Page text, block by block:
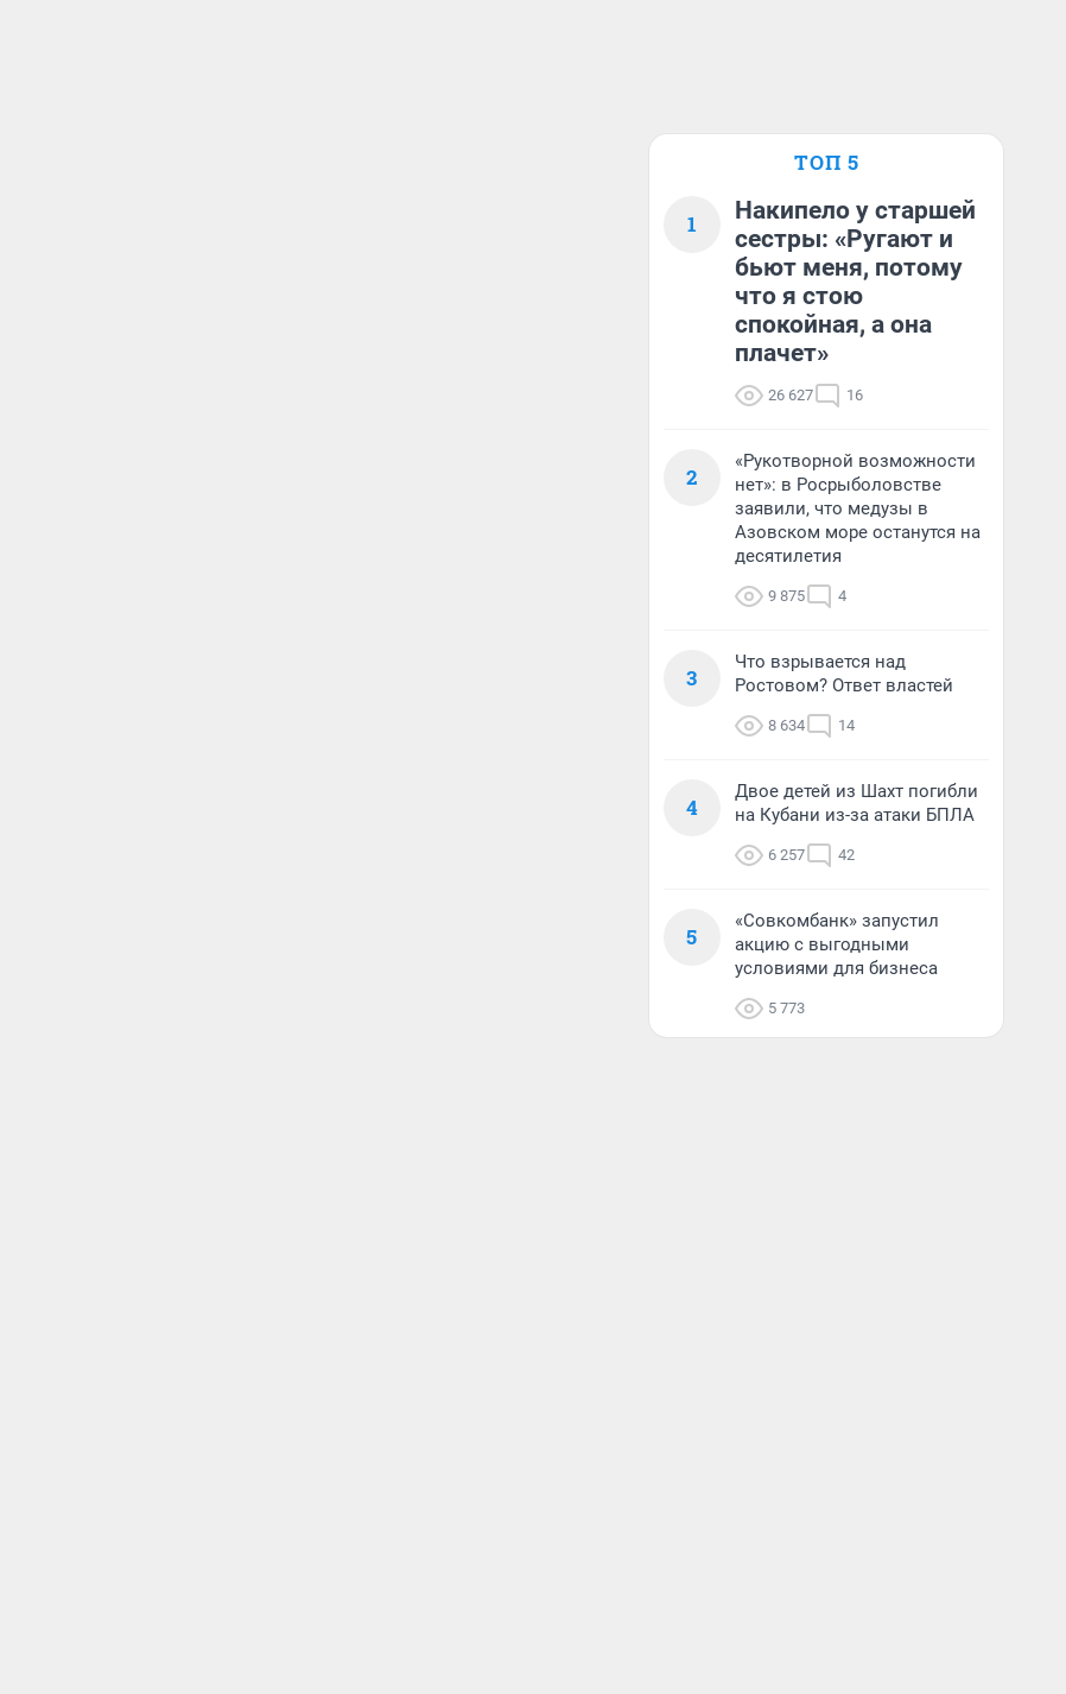
ТОП 5
1
Накипело у старшей
сестры: «Ругают и
бьют меня, потому
что я стою
спокойная, а она
плачет»
26 627 16
2
«Рукотворной возможности
нет»: в Росрыболовстве
заявили, что медузы в
Азовском море останутся на
десятилетия
9 875 4
3
Что взрывается над
Ростовом? Ответ властей
8 634 14
4
Двое детей из Шахт погибли
на Кубани из-за атаки БПЛА
6 257 42
5
«Совкомбанк» запустил
акцию с выгодными
условиями для бизнеса
5 773